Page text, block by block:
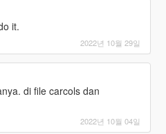
it.
2022년 10월 29일
di file carcols dan
2022년 10월 04일